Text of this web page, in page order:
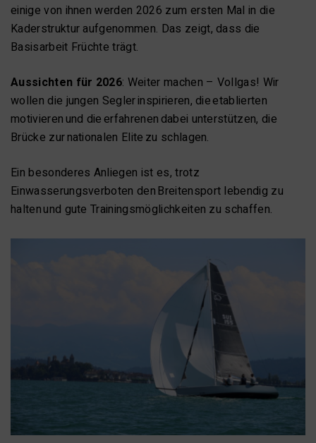
einige von ihnen werden 2026 zum ersten Mal in die
Kaderstruktur aufgenommen. Das zeigt, dass die
Basisarbeit Früchte trägt.
Aussichten für 2026: Weiter machen – Vollgas! Wir
wollen die jungen Segler inspirieren, die etablierten
motivieren und die erfahrenen dabei unterstützen, die
Brücke zur nationalen Elite zu schlagen.
Ein besonderes Anliegen ist es, trotz
Einwasserungsverboten den Breitensport lebendig zu
halten und gute Trainingsmöglichkeiten zu schaffen.